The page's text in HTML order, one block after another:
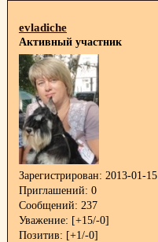
evladiche
Активный участник
Зарегистрирован: 2013-01-15
Приглашений: 0
Сообщений: 237
Уважение: [+15/-0]
Позитив: [+1/-0]